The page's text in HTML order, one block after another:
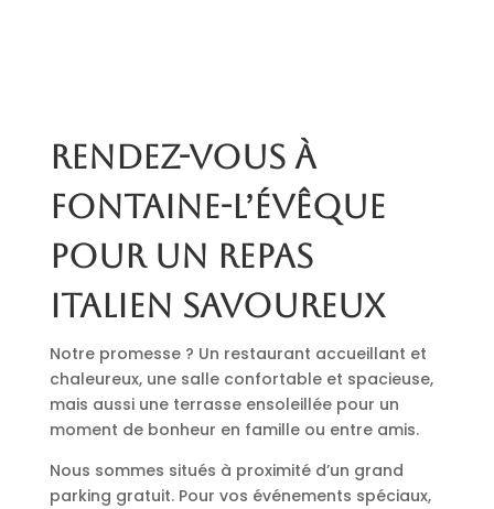
Rendez-vous à
Fontaine-l’Évêque
pour un repas
italien savoureux
Notre promesse ? Un restaurant accueillant et
chaleureux, une salle confortable et spacieuse,
mais aussi une terrasse ensoleillée pour un
moment de bonheur en famille ou entre amis.
Nous sommes situés à proximité d’un grand
parking gratuit. Pour vos événements spéciaux,